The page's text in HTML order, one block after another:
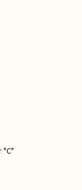
"C"